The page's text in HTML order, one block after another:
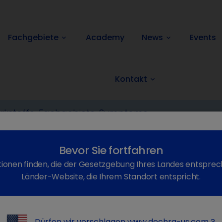
Fachgebiete keyboard_arrow_down Academy News keyboard_arrow_down Events
Kontakt keyboard_arrow_down
Bevor Sie fortfahren
finden, die der Gesetzgebung Ihres Landes
Länder-Website, die Ihrem Standort entspricht.